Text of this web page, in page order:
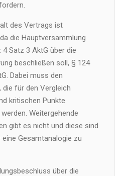
des Vertrags ist
die Hauptversammlung
Satz 3 AktG über die
beschließen soll, § 124
Dabei muss den
die für den Vergleich
kritischen Punkte
Weitergehende
gibt es nicht und diese sind
Gesamtanalogie zu
über die